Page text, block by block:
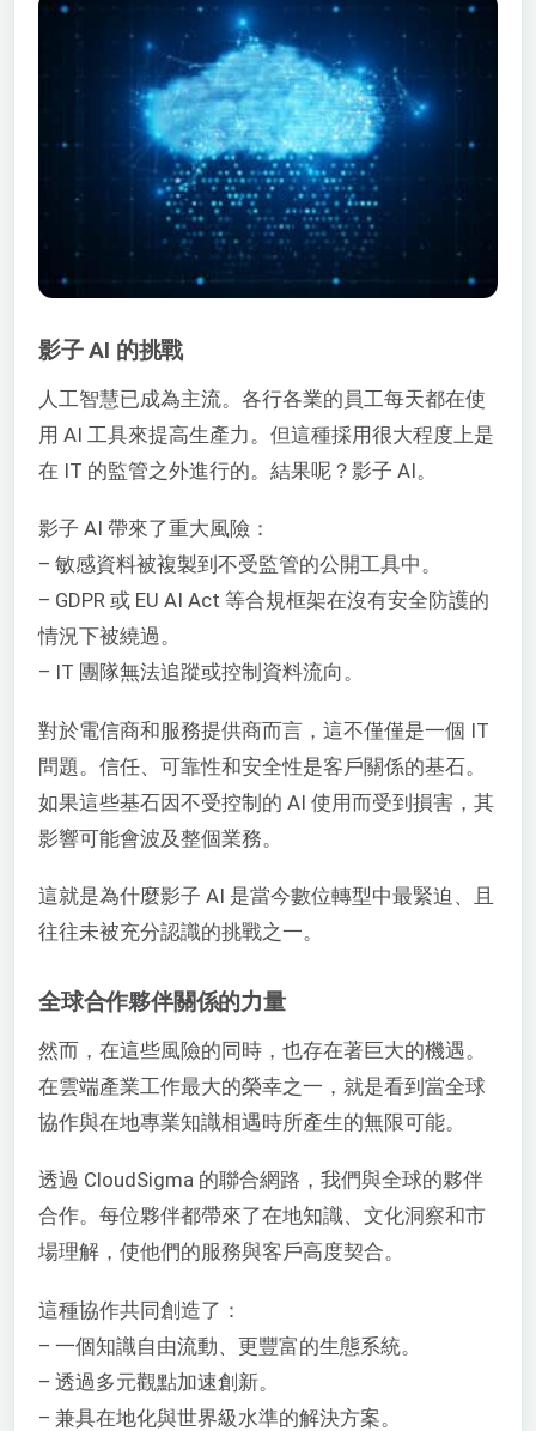
影子 AI 的挑戰
人工智慧已成為主流。各行各業的員工每天都在使
用 AI 工具來提高生產力。但這種採用很大程度上是
在 IT 的監管之外進行的。結果呢？影子 AI。
影子 AI 帶來了重大風險：
– 敏感資料被複製到不受監管的公開工具中。
– GDPR 或 EU AI Act 等合規框架在沒有安全防護的
情況下被繞過。
– IT 團隊無法追蹤或控制資料流向。
對於電信商和服務提供商而言，這不僅僅是一個 IT
問題。信任、可靠性和安全性是客戶關係的基石。
如果這些基石因不受控制的 AI 使用而受到損害，其
影響可能會波及整個業務。
這就是為什麼影子 AI 是當今數位轉型中最緊迫、且
往往未被充分認識的挑戰之一。
全球合作夥伴關係的力量
然而，在這些風險的同時，也存在著巨大的機遇。
在雲端產業工作最大的榮幸之一，就是看到當全球
協作與在地專業知識相遇時所產生的無限可能。
透過 CloudSigma 的聯合網路，我們與全球的夥伴
合作。每位夥伴都帶來了在地知識、文化洞察和市
場理解，使他們的服務與客戶高度契合。
這種協作共同創造了：
– 一個知識自由流動、更豐富的生態系統。
– 透過多元觀點加速創新。
– 兼具在地化與世界級水準的解決方案。